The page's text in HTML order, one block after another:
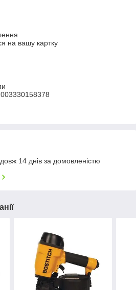
на вашу картку
14 днів за домовленістю